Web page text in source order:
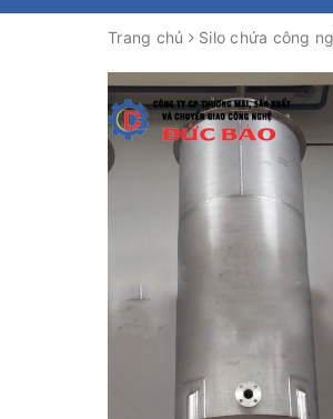
Trang chủ Silo chứa công